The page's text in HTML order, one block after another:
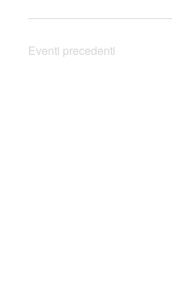
Eventi precedenti